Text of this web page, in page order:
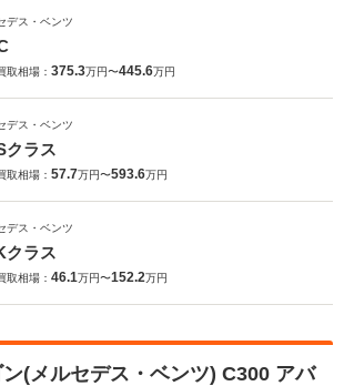
デス・ベンツ
取相場： 375.3万円〜445.6万円
デス・ベンツ
クラス
取相場： 57.7万円〜593.6万円
デス・ベンツ
クラス
取相場： 46.1万円〜152.2万円
(メルセデス・ベンツ) C300 アバ